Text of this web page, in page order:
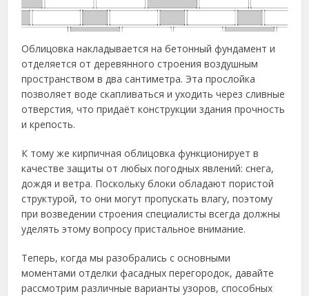
Облицовка накладывается на бетонный фундамент и
отделяется от деревянного строения воздушным
пространством в два сантиметра. Эта прослойка
позволяет воде скапливаться и уходить через сливные
отверстия, что придаёт конструкции здания прочность
и крепость.
К тому же кирпичная облицовка функционирует в
качестве защиты от любых погодных явлений: снега,
дождя и ветра. Поскольку блоки обладают пористой
структурой, то они могут пропускать влагу, поэтому
при возведении строения специалисты всегда должны
уделять этому вопросу пристальное внимание.
Теперь, когда мы разобрались с основными
моментами отделки фасадных перегородок, давайте
рассмотрим различные варианты узоров, способных